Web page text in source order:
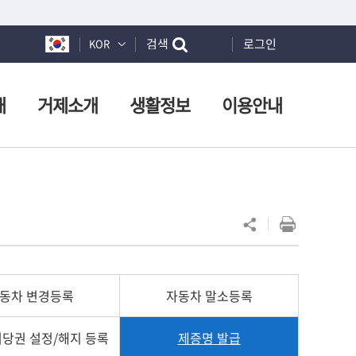
KOR 검색 로그인
거제소개 생활정보 이용안내
차 변경등록 자동차 말소등록
권 설정/해지 등록 제증명 발급